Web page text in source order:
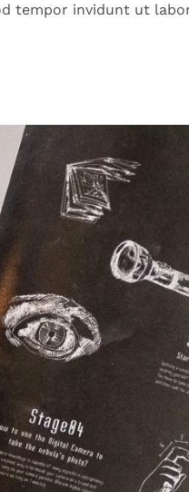
tempor invidunt ut